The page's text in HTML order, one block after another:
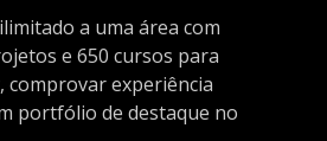
a uma área com
e 650 cursos para
comprovar experiência
portfólio de destaque no